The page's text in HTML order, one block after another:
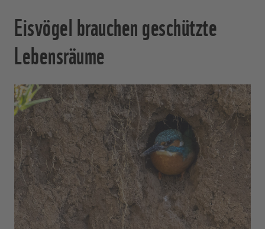
Eisvögel brauchen geschützte
Lebensräume